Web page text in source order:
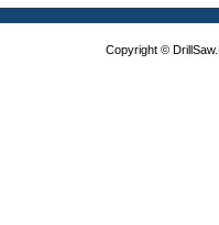
Copyright ©